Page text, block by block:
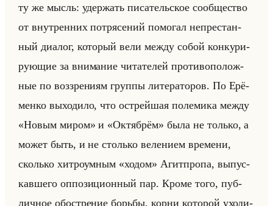
ту же мысль: удер­жать пи­са­тельское со­об­ще­ство
от внут­рен­них по­тря­се­ний по­мо­гал непре­стан­
ный диа­лог, ко­то­рый вели между собой кон­ку­ри­
ру­ющие за вни­ма­ние чи­та­те­лей про­ти­во­по­лож­
ные по воз­зре­ни­ям груп­пы ли­те­ра­то­ров. По Ерё­
мен­ко вы­хо­ди­ло, что ост­рейшая по­ле­ми­ка между
«Новым миром» и «Октябрём» была не только, а
может быть, и не столько ве­ле­ни­ем вре­ме­ни,
сколько хит­ро­ум­ным «ходом» Агит­про­па, вы­пус­
кав­ше­го оп­по­зи­ци­он­ный пар. Кроме того, пуб­
лич­ное обостре­ние борьбы, корни ко­то­рой ухо­ди­